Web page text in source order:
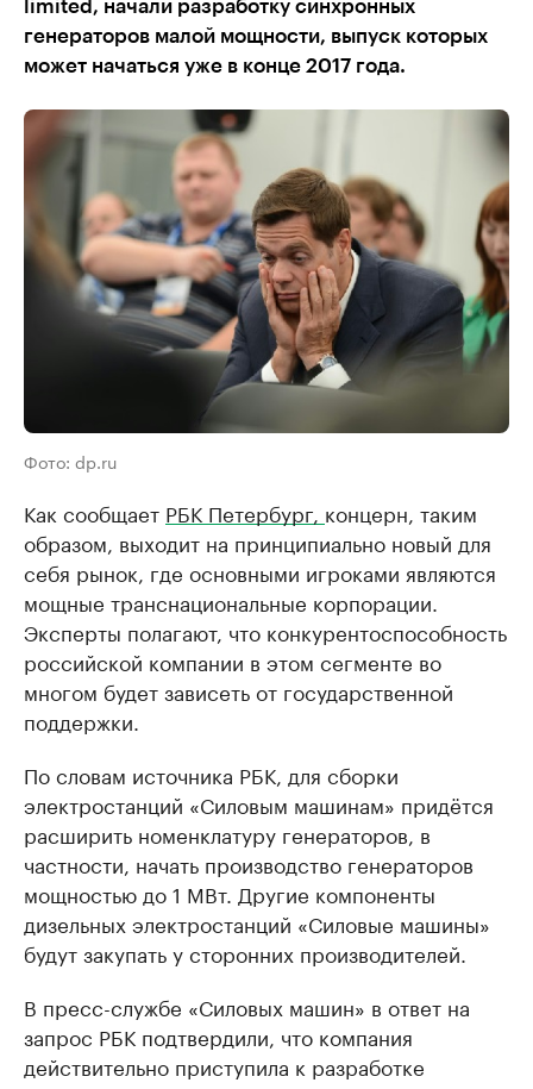
limited, начали разработку синхронных
генераторов малой мощности, выпуск которых
может начаться уже в конце 2017 года.
Фото: dp.ru
Как сообщает РБК Петербург, концерн, таким
образом, выходит на принципиально новый для
себя рынок, где основными игроками являются
мощные транснациональные корпорации.
Эксперты полагают, что конкурентоспособность
российской компании в этом сегменте во
многом будет зависеть от государственной
поддержки.
По словам источника РБК, для сборки
электростанций «Силовым машинам» придётся
расширить номенклатуру генераторов, в
частности, начать производство генераторов
мощностью до 1 МВт. Другие компоненты
дизельных электростанций «Силовые машины»
будут закупать у сторонних производителей.
В пресс-службе «Силовых машин» в ответ на
запрос РБК подтвердили, что компания
действительно приступила к разработке